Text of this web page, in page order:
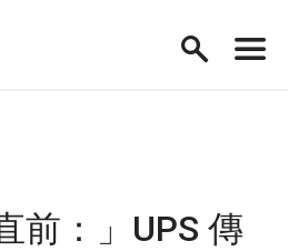
前：」UPS 傳